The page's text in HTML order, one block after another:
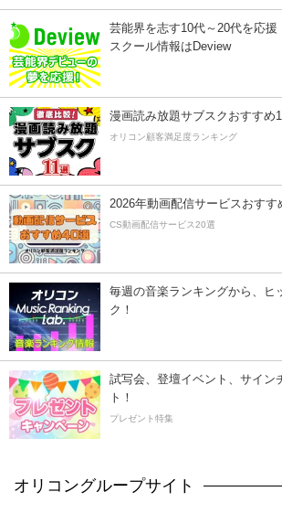
芸能界を志す10代～20代を応援
スクール情報はDeview
漫画読み放題サブスクおすすめ
オリコン顧客満足度ランキング
2026年動画配信サービスおすす
CS動画配信サービス20選
毎週の音楽ランキングから、ヒ
ク！
試写会、登壇イベント、サイン
ト！
プレゼント特集
オリコングループサイト